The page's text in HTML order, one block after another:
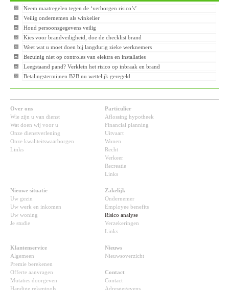
Neem maatregelen tegen de ‘verborgen risico’s’
Veilig ondernemen als winkelier
Houd persoonsgegevens veilig
Kies voor brandveiligheid, doe de checklist brand
Weet wat u moet doen bij langdurig zieke werknemers
Bezuinig niet op controles van elektra en installaties
Leegstaand pand? Verklein het risico op inbraak en brand
Betalingstermijnen B2B nu wettelijk geregeld
Over ons
Wie zijn u van dienst
Wat doen wij voor u
Onze dienstverlening
Onze kwaliteitswaarborgen
Links
Particulier
Aflossing hypotheek
Financial planning
Uitvaart
Wonen
Recht
Verkeer
Recreatie
Links
Nieuwe situatie
Uw gezin
Uw werk en inkomen
Uw woning
Je studie
Zakelijk
Ondernemer
Employee benefits
Risico analyse
Verzekeringen
Links
Klantenservice
Algemeen
Premie berekenen
Offerte aanvragen
Mutaties doorgeven
Handige rekentools
Nieuws
Nieuwsoverzicht
Contact
Contact
Adresgegevens